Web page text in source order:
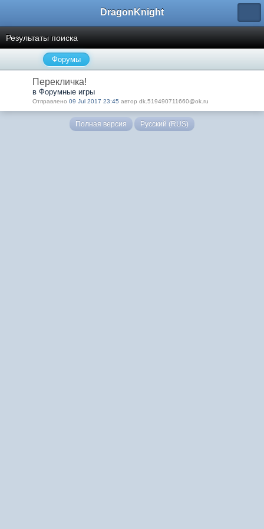
DragonKnight
Результаты поиска
Форумы
Перекличка!
в Форумные игры
Отправлено 09 Jul 2017 23:45 автор dk.519490711660@ok.ru
Полная версия Русский (RUS)